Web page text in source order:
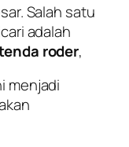
Salah satu
adalah
roder,
menjadi